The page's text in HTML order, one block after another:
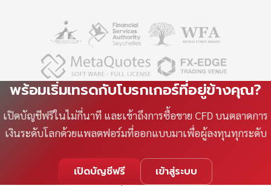
พร้อมเริ่มเทรดกับโบรกเกอร์ที่อยู่ข้างคุณ?
เปิดบัญชีฟรีในไม่กี่นาที และเข้าถึงการซื้อขาย CFD บนตลาดการ
เงินระดับโลกด้วยแพลตฟอร์มที่ออกแบบมาเพื่อผู้ลงทุนทุกระดับ
เปิดบัญชีฟรี เข้าสู่ระบบ